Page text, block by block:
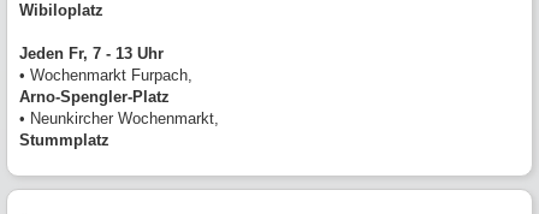
Wibiloplatz
Jeden Fr, 7 - 13 Uhr
• Wochenmarkt Furpach,
Arno-Spengler-Platz
• Neunkircher Wochenmarkt,
Stummplatz